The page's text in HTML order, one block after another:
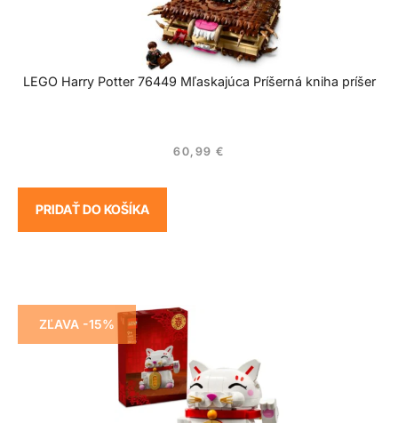
LEGO Harry Potter 76449 Mľaskajúca Príšerná kniha príšer
60,99€
PRIDAŤ DO KOŠÍKA
ZĽAVA -15%